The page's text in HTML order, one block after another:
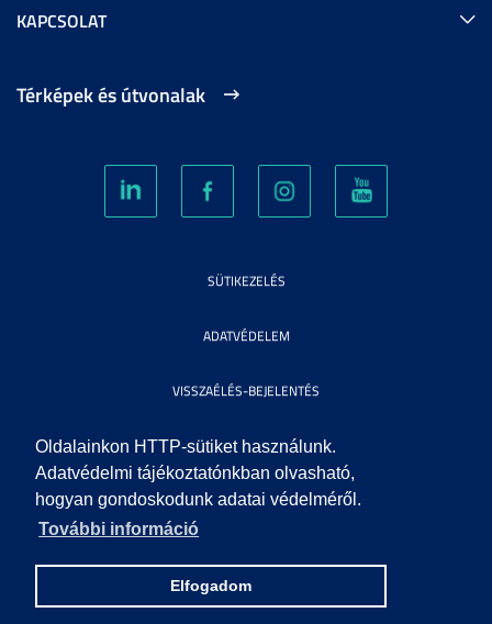
Oldalainkon HTTP-sütiket használunk.
Adatvédelmi tájékoztatónkban olvasható,
hogyan gondoskodunk adatai védelméről.
További információ
Elfogadom
KAPCSOLAT
Térképek és útvonalak
SÜTIKEZELÉS
ADATVÉDELEM
VISSZAÉLÉS-BEJELENTÉS
KÖZÉRDEKŰ ADATOK
IMPRESSZUM